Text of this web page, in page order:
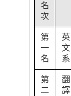
名
次
第
一
名
英
文
系
第
二
翻
譯